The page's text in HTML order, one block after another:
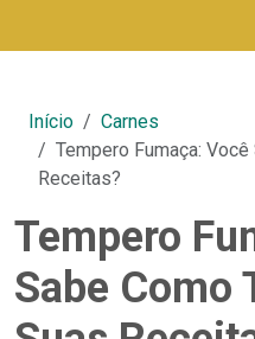
Início
Carnes
Tempero Fumaça:
Receitas?
Tempero
Sabe Como